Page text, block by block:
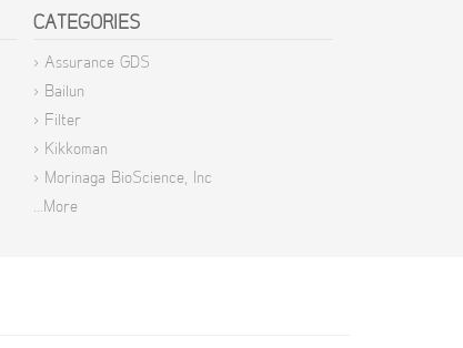
CATEGORIES
> Assurance GDS
> Bailun
> Filter
> Kikkoman
> Morinaga BioScience, Inc
...More